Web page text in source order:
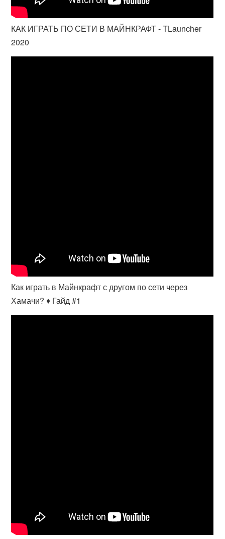
КАК ИГРАТЬ ПО СЕТИ В МАЙНКРАФТ - TLauncher
2020
Как играть в Майнкрафт с другом по сети через
Хамачи? ♦ Гайд #1